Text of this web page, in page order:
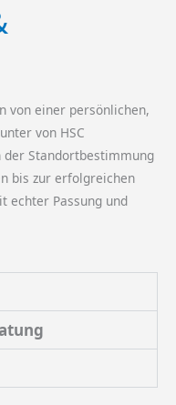
von einer persönlichen,
von HSC
der Standortbestimmung
bis zur erfolgreichen
echter Passung und